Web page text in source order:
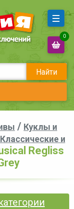
Найти
0
/ Куклы и
Классические и
Regliss